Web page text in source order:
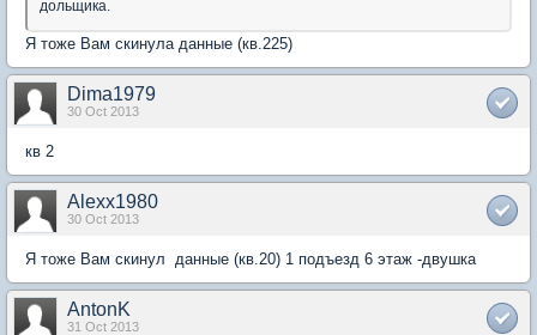
дольщика.
Я тоже Вам скинула данные (кв.225)
Dima1979
30 Oct 2013
кв 2
Alexx1980
30 Oct 2013
Я тоже Вам скинул данные (кв.20) 1 подъезд 6 этаж -двушка
AntonK
31 Oct 2013